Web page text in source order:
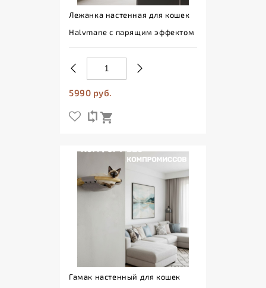
Лежанка настенная для кошек
Halvmane с парящим эффектом
5990 руб.
Гамак настенный для кошек